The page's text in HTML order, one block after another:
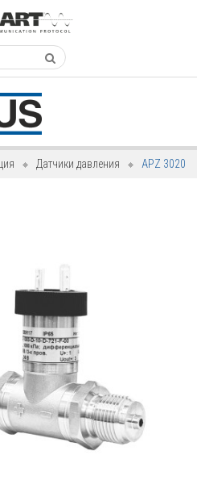
Датчики давления APZ 3020